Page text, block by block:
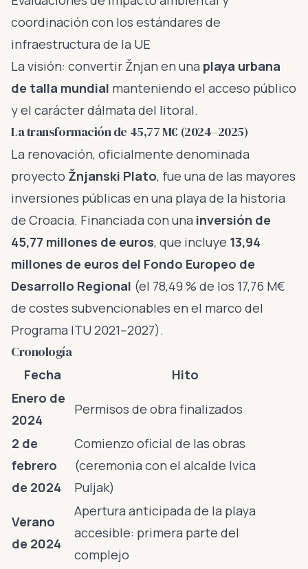
coordinación con los estándares de
infraestructura de la UE
La visión: convertir Žnjan en una playa urbana
de talla mundial manteniendo el acceso público
y el carácter dálmata del litoral.
La transformación de 45,77 M€ (2024–2025)
La renovación, oficialmente denominada
proyecto Žnjanski Plato, fue una de las mayores
inversiones públicas en una playa de la historia
de Croacia. Financiada con una inversión de
45,77 millones de euros, que incluye 13,94
millones de euros del Fondo Europeo de
Desarrollo Regional (el 78,49 % de los 17,76 M€
de costes subvencionables en el marco del
Programa ITU 2021–2027).
Cronología
Fecha
Hito
Enero de
2024
Permisos de obra finalizados
2 de
febrero
de 2024
Comienzo oficial de las obras
(ceremonia con el alcalde Ivica
Puljak)
Verano
de 2024
Apertura anticipada de la playa
accesible: primera parte del
complejo